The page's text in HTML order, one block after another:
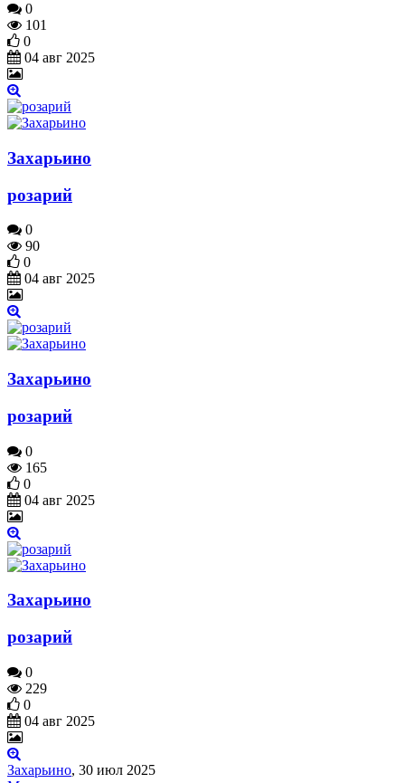
0
101
0
04 авг 2025
Захарьино
розарий
0
90
0
04 авг 2025
Захарьино
розарий
0
165
0
04 авг 2025
Захарьино
розарий
0
229
0
04 авг 2025
Захарьино, 30 июл 2025